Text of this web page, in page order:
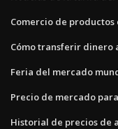
Comercio de productos
Cómo transferir dinero
Feria del mercado
Precio de mercado
Historial de precios de